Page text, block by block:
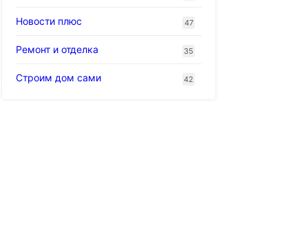
Новости плюс 47
Ремонт и отделка 35
Строим дом сами 42